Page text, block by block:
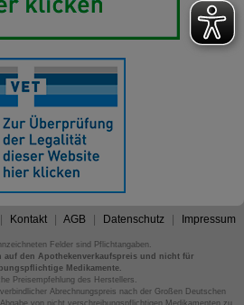
Kontakt AGB Datenschutz Impressum
Felder sind Pflichtangaben.
auf den Apothekenverkaufspreis und nicht für
Medikamente.
Preisempfehlung des Herstellers.
Abrechnungspreis nach der Großen Deutschen